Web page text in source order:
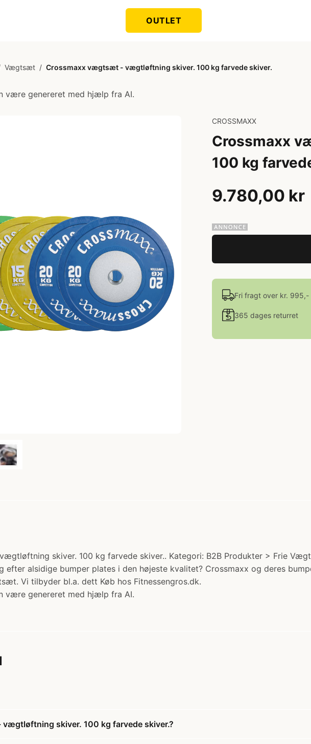
OUTLET
Vægtsæt / Crossmaxx vægtsæt - vægtløftning skiver. 100 kg farvede skiver.
være genereret med hjælp fra AI.
CROSSMAXX
Crossmaxx
100 kg
9.780,00 kr
Fri fragt over kr. 995,-
365 dages returret
skiver. 100 kg farvede skiver.. Kategori: B2B Produkter > Frie
alsidige bumper plates i den højeste kvalitet? Crossmaxx og deres
Vi tilbyder bl.a. dett Køb hos Fitnessengros.dk.
være genereret med hjælp fra AI.
skiver. 100 kg farvede skiver.?